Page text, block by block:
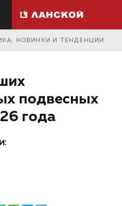
НОВИНКИ И ТЕНДЕНЦИИ
подвесных
года